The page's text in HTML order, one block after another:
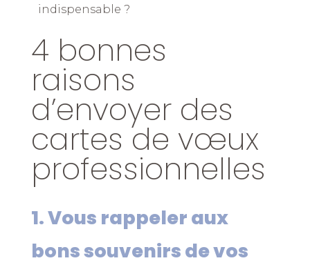
indispensable ?
4 bonnes
raisons
d’envoyer des
cartes de vœux
professionnelles
1. Vous rappeler aux
bons souvenirs de vos